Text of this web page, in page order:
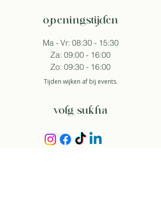
openingstijden
Ma - Vr: 08:30 - 15:30
Za: 09:00 - 16:00
Zo: 09:30 - 16:00
Tijden wijken af bij events.
volg sukha